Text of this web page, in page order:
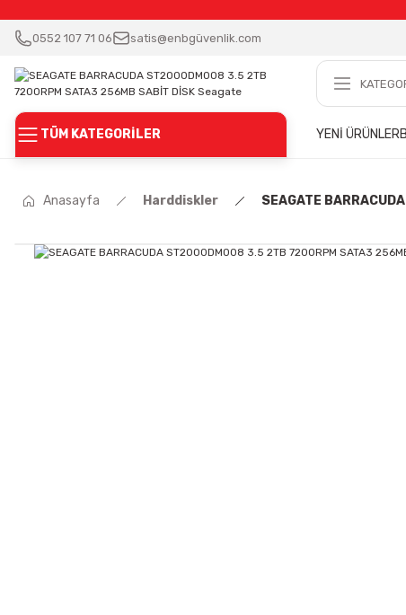
0552 107 71 06 satis@enbgüvenlik.com
TÜM KATEGORİLER YENİ ÜRÜNLER
Anasayfa Harddiskler SEAGATE